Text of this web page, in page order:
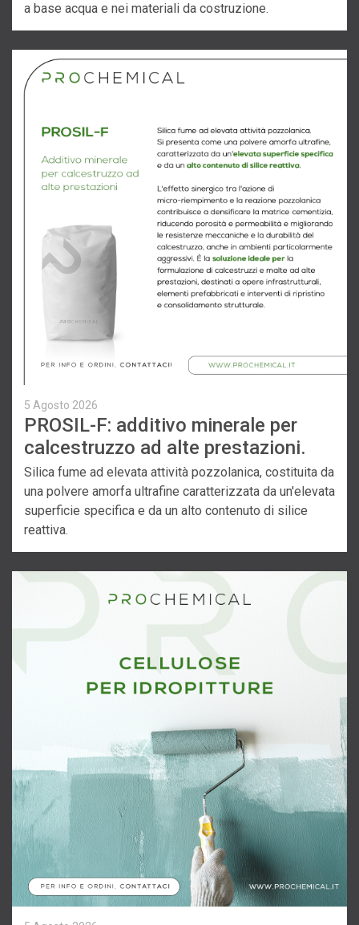
a base acqua e nei materiali da costruzione.
5 Agosto 2026
PROSIL-F: additivo minerale per
calcestruzzo ad alte prestazioni.
Silica fume ad elevata attività pozzolanica, costituita da
una polvere amorfa ultrafine caratterizzata da un'elevata
superficie specifica e da un alto contenuto di silice
reattiva.